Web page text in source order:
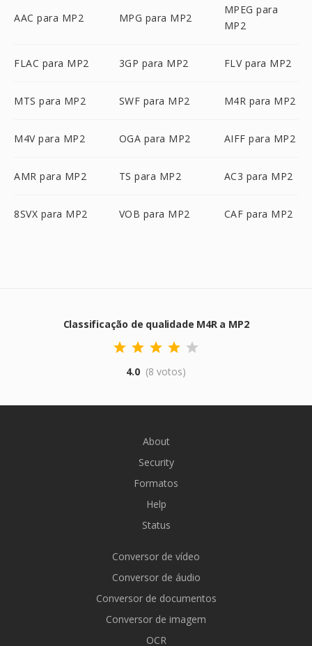
AAC para MP2 MPG para MP2
MPEG para
MP2
FLAC para MP2 3GP para MP2 FLV para MP2
MTS para MP2 SWF para MP2 M4R para MP2
M4V para MP2 OGA para MP2 AIFF para MP2
AMR para MP2 TS para MP2 AC3 para MP2
8SVX para MP2 VOB para MP2 CAF para MP2
Classificação de qualidade M4R a MP2
4.0 (8 votos)
About
Security
Formatos
Help
Status
Conversor de vídeo
Conversor de áudio
Conversor de documentos
Conversor de imagem
OCR